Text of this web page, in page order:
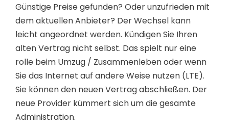
Günstige Preise gefunden? Oder unzufrieden mit
dem aktuellen Anbieter? Der Wechsel kann
leicht angeordnet werden. Kündigen Sie Ihren
alten Vertrag nicht selbst. Das spielt nur eine
rolle beim Umzug / Zusammenleben oder wenn
Sie das Internet auf andere Weise nutzen (LTE).
Sie können den neuen Vertrag abschließen. Der
neue Provider kümmert sich um die gesamte
Administration.